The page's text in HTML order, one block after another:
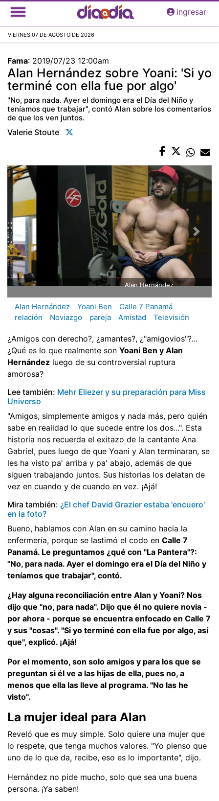
Pasar
al
principal
ingresar
VIERNES 07 DE AGOSTO DE 2026
Fama: 2019/07/23 12:00am
Alan Hernández sobre Yoani: 'Si yo
terminé con ella fue por algo'
"No, para nada. Ayer el domingo era el Día del Niño y
teníamos que trabajar", contó Alan sobre los comentarios
de que los ven juntos.
Valerie Stoute
Alan Hernández
Alan Hernández Yoani Ben
Calle 7 Panamá
relación
Noviazgo pareja Amistad Televisión
¿Amigos con derecho?, ¿amantes?, ¿"amigovios"?...
¿Qué es lo que realmente son Yoani Ben y Alan
Hernández luego de su controversial ruptura
amorosa?
Lee también: Mehr Eliezer y su preparación para Miss
Universo
"Amigos, simplemente amigos y nada más, pero quién
sabe en realidad lo que sucede entre los dos...". Esta
historia nos recuerda el exitazo de la cantante Ana
Gabriel, pues luego de que Yoani y Alan terminaran, se
les ha visto pa' arriba y pa' abajo, además de que
siguen trabajando juntos. Sus historias los delatan de
vez en cuando y de cuando en vez. ¡Ajá!
Mira también: ¿El chef David Grazier estaba 'encuero'
en la foto?
Bueno, hablamos con Alan en su camino hacia la
enfermería, porque se lastimó el codo en Calle 7
Panamá. Le preguntamos ¿qué con "La Pantera"?:
"No, para nada. Ayer el domingo era el Día del Niño y
teníamos que trabajar", contó.
¿Hay alguna reconciliación entre Alan y Yoani? Nos
dijo que "no, para nada". Dijo que él no quiere novia -
por ahora - porque se encuentra enfocado en Calle 7
y sus "cosas". "Si yo terminé con ella fue por algo, así
que", explicó. ¡Ajá!
Por el momento, son solo amigos y para los que se
preguntan si él ve a las hijas de ella, pues no, a
menos que ella las lleve al programa. "No las he
visto".
La mujer ideal para Alan
Reveló que es muy simple. Solo quiere una mujer que
lo respete, que tenga muchos valores. "Yo pienso que
uno de lo que da, recibe, eso es lo importante", dijo.
Hernández no pide mucho, solo que sea una buena
persona. ¡Ya saben!